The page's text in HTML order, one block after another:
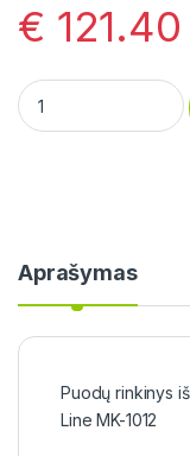
€ 121.40
Puodų rinkinys iš
Aprašymas
Puodų rinkinys
Line MK-1012